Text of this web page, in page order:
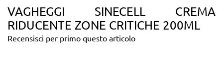
VAGHEGGI SINECELL CREMA
RIDUCENTE ZONE CRITICHE 200ML
Recensisci per primo questo articolo